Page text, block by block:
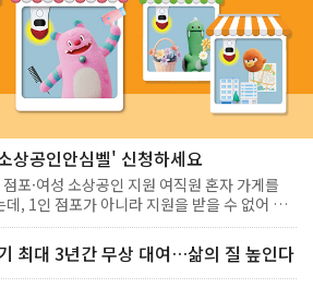
상공인안심벨' 신청하세요
상공인 지원 여직원 혼자 가게를
, 1인 점포가 아니라 지원을 받을 수 없어 아
를 반영해 ‘소상공인안심벨’ 지원 대상을 기
무 점포에서 여성 소상공인까지 확대한다. ‘소
위급상황이 발생했을 때 버튼 하나로 긴급 신고
최대 3년간 무상 대여…삶의 질 높인다
도봉구 동대문구 동작구